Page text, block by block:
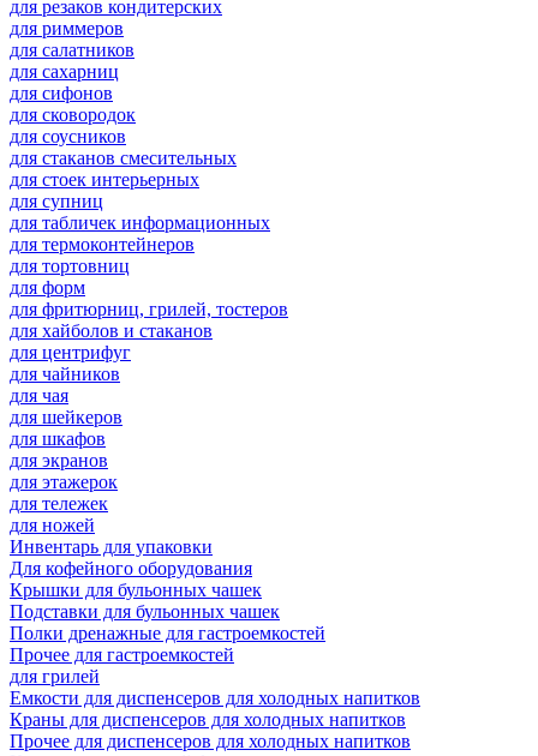
для резаков кондитерских
для риммеров
для салатников
для сахарниц
для сифонов
для сковородок
для соусников
для стаканов смесительных
для стоек интерьерных
для супниц
для табличек информационных
для термоконтейнеров
для тортовниц
для форм
для фритюрниц, грилей, тостеров
для хайболов и стаканов
для центрифуг
для чайников
для чая
для шейкеров
для шкафов
для экранов
для этажерок
для тележек
для ножей
Инвентарь для упаковки
Для кофейного оборудования
Крышки для бульонных чашек
Подставки для бульонных чашек
Полки дренажные для гастроемкостей
Прочее для гастроемкостей
для грилей
Емкости для диспенсеров для холодных напитков
Краны для диспенсеров для холодных напитков
Прочее для диспенсеров для холодных напитков